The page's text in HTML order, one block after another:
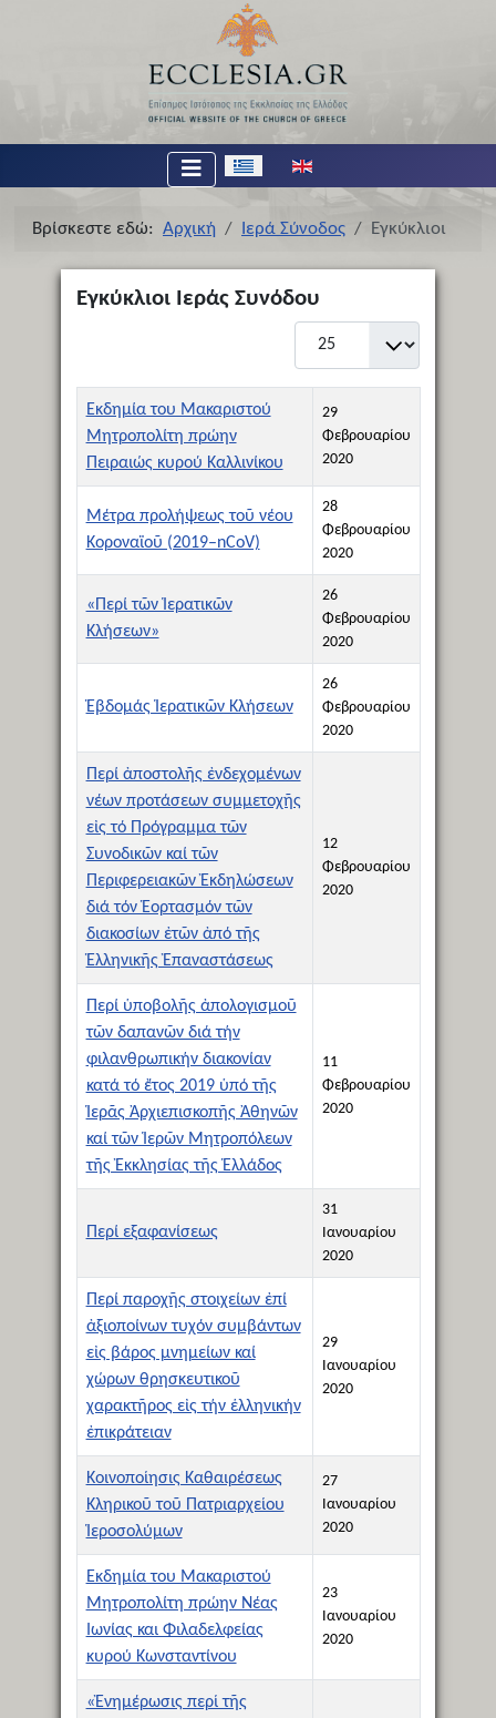
Επιλέξτε τη γλώσσα σας
Βρίσκεστε εδώ: Αρχική Ιερά Σύνοδος Εγκύκλιοι
Εγκύκλιοι Ιεράς Συνόδου
Εμφάνιση #
Τίτλος Ημερομηνία Δημιουργίας
Εκδημία του Μακαριστού
Μητροπολίτη πρώην
Πειραιώς κυρού Καλλινίκου
29
Φεβρουαρίου
2020
Μέτρα πρoλήψεως τοῦ νέου
Κοροναϊοῦ (2019–nCoV)
28
Φεβρουαρίου
2020
«Περί τῶν Ἱερατικῶν
Κλήσεων»
26
Φεβρουαρίου
2020
Ἑβδομάς Ἱερατικῶν Κλήσεων
26
Φεβρουαρίου
2020
Περί ἀποστολῆς ἐνδεχομένων
νέων προτάσεων συμμετοχῆς
εἰς τό Πρόγραμμα τῶν
Συνοδικῶν καί τῶν
Περιφερειακῶν Ἐκδηλώσεων
διά τόν Ἑορτασμόν τῶν
διακοσίων ἐτῶν ἀπό τῆς
Ἑλληνικῆς Ἐπαναστάσεως
12
Φεβρουαρίου
2020
Περί ὑποβολῆς ἀπολογισμοῦ
τῶν δαπανῶν διά τήν
φιλανθρωπικήν διακονίαν
κατά τό ἔτος 2019 ὑπό τῆς
Ἱερᾶς Ἀρχιεπισκοπῆς Ἀθηνῶν
καί τῶν Ἱερῶν Μητροπόλεων
τῆς Ἐκκλησίας τῆς Ἑλλάδος
11
Φεβρουαρίου
2020
Περί εξαφανίσεως
31
Ιανουαρίου
2020
Περί παροχῆς στοιχείων ἐπί
ἀξιοποίνων τυχόν συμβάντων
εἰς βάρος μνημείων καί
χώρων θρησκευτικοῦ
χαρακτῆρος εἰς τήν ἑλληνικήν
ἐπικράτειαν
29
Ιανουαρίου
2020
Κοινοποίησις Καθαιρέσεως
Κληρικοῦ τοῦ Πατριαρχείου
Ἱεροσολύμων
27
Ιανουαρίου
2020
Εκδημία του Μακαριστού
Μητροπολίτη πρώην Νέας
Ιωνίας και Φιλαδελφείας
κυρού Κωνσταντίνου
23
Ιανουαρίου
2020
«Ἐνημέρωσις περί τῆς